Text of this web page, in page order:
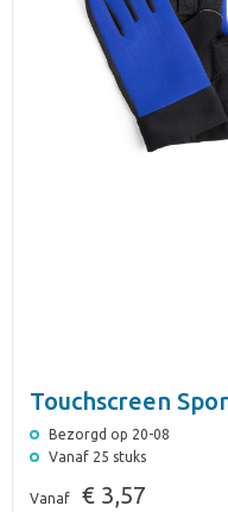
Touchscreen
Bezorgd op 20-08
Vanaf 25 stuks
Vanaf € 3,57